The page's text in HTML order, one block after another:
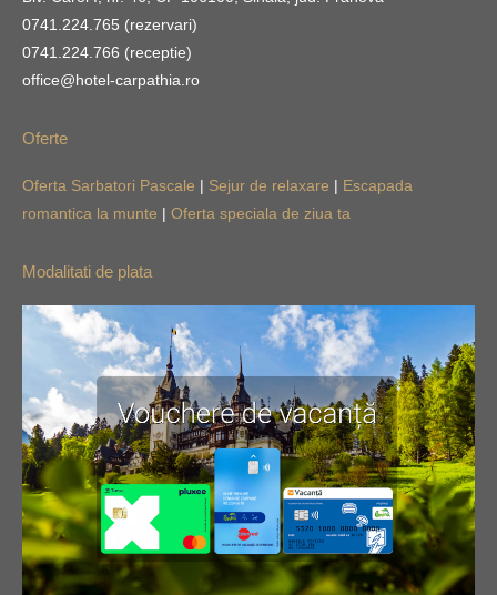
0741.224.765 (rezervari)
0741.224.766 (receptie)
office@hotel-carpathia.ro
Oferte
Oferta Sarbatori Pascale | Sejur de relaxare | Escapada
romantica la munte | Oferta speciala de ziua ta
Modalitati de plata